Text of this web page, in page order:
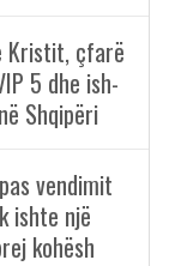
Kristit, çfarë
5 dhe ish-
Shqipëri
vendimit
ishte një
kohësh